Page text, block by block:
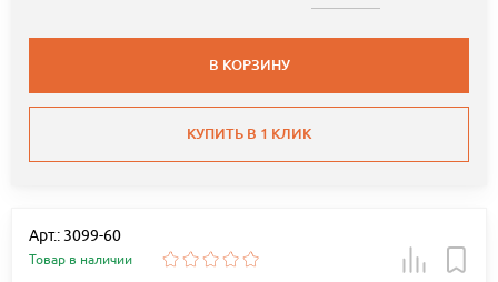
В КОРЗИНУ
КУПИТЬ В 1 КЛИК
Арт.: 3099-60
Товар в наличии